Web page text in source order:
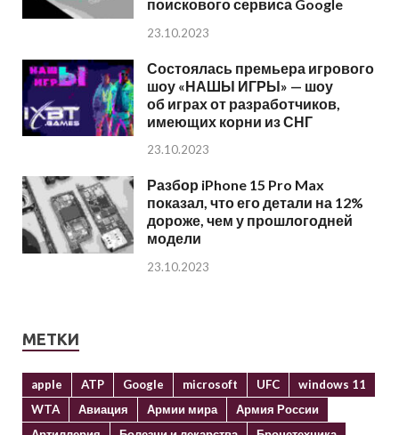
поискового сервиса Google
23.10.2023
Состоялась премьера игрового
шоу «НАШЫ ИГРЫ» — шоу
об играх от разработчиков,
имеющих корни из СНГ
23.10.2023
Разбор iPhone 15 Pro Max
показал, что его детали на 12%
дороже, чем у прошлогодней
модели
23.10.2023
МЕТКИ
apple ATP Google microsoft UFC
windows 11
WTA
Авиация Армии мира
Армия России